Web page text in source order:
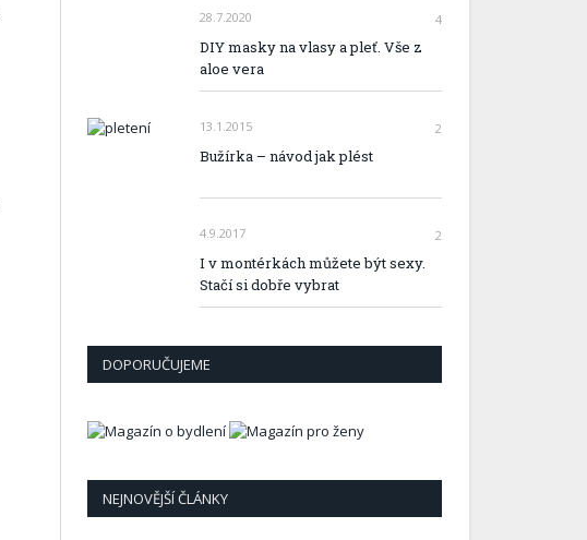
28.7.2020 4
DIY masky na vlasy a pleť. Vše z
aloe vera
13.1.2015 2
Bužírka – návod jak plést
4.9.2017 2
I v montérkách můžete být sexy.
Stačí si dobře vybrat
DOPORUČUJEME
NEJNOVĚJŠÍ ČLÁNKY